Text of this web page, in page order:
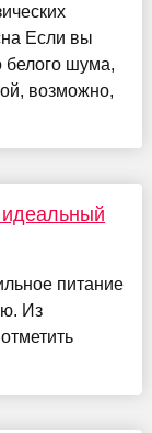
Если вы
белого шума,
возможно,
питание
Из